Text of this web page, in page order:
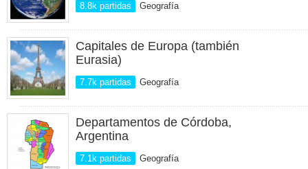
8.8k partidas Geografía
Capitales de Europa (también
Eurasia)
7.7k partidas Geografía
Departamentos de Córdoba,
Argentina
7.1k partidas Geografía